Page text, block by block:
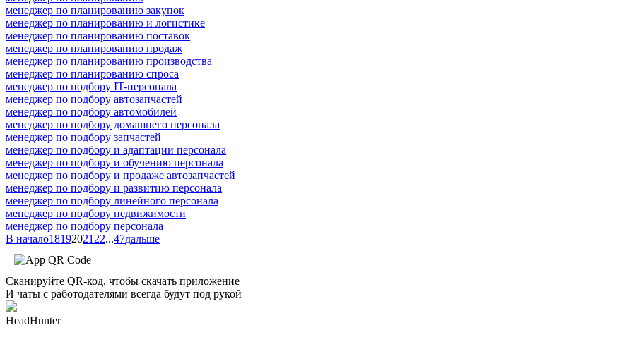
менеджер по планированию закупок
менеджер по планированию и логистике
менеджер по планированию поставок
менеджер по планированию продаж
менеджер по планированию производства
менеджер по планированию спроса
менеджер по подбору IT-персонала
менеджер по подбору автозапчастей
менеджер по подбору автомобилей
менеджер по подбору домашнего персонала
менеджер по подбору запчастей
менеджер по подбору и адаптации персонала
менеджер по подбору и обучению персонала
менеджер по подбору и продаже автозапчастей
менеджер по подбору и развитию персонала
менеджер по подбору линейного персонала
менеджер по подбору недвижимости
менеджер по подбору персонала
В начало18192021 22...47дальше
Сканируйте QR-код, чтобы скачать приложение
И чаты с работодателями всегда будут под рукой
HeadHunter